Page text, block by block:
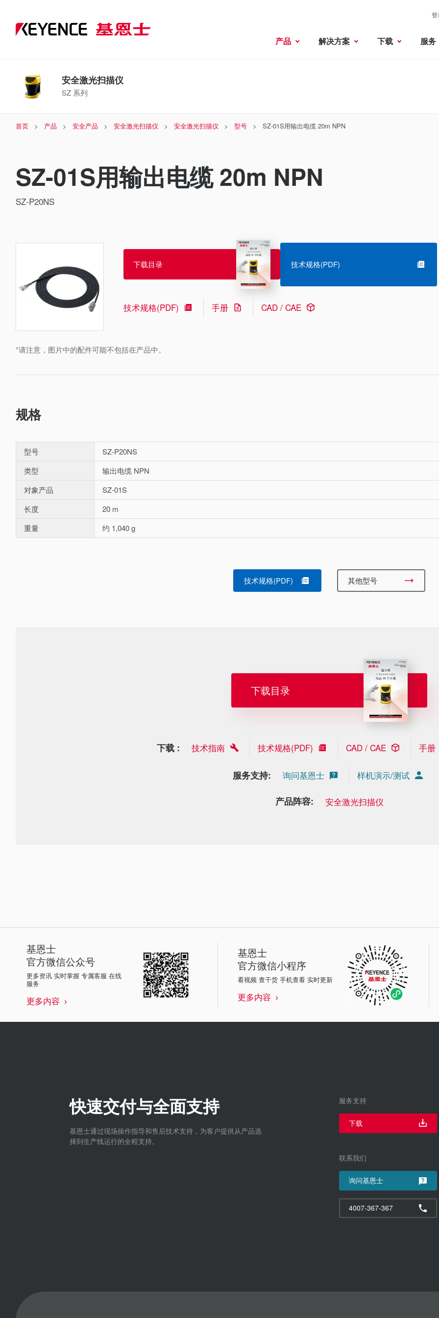
登
产品 解决方案 下载 服务
安全激光扫描仪
SZ 系列
首页 产品 安全产品 安全激光扫描仪 安全激光扫描仪 型号 SZ-01S用输出电缆 20m NPN
SZ-01S用输出电缆 20m NPN
SZ-P20NS
*请注意，图片中的配件可能不包括在产品中。
下载目录 技术规格(PDF)
技术规格(PDF) 手册 CAD / CAE
规格
型号
SZ-P20NS
类型
输出电缆 NPN
对象产品
SZ-01S
长度
20 m
重量
约 1,040 g
技术规格(PDF) 其他型号
下载目录
下载 : 技术指南 技术规格(PDF) CAD / CAE 手册
服务支持: 询问基恩士 样机演示/测试
产品阵容: 安全激光扫描仪
基恩士
官方微信公众号
更多资讯 实时掌握 专属客服 在线
服务
更多内容
基恩士
官方微信小程序
看视频 查干货 手机查看 实时更新
更多内容
快速交付与全面支持
基恩士通过现场操作指导和售后技术支持，为客户提供从产品选
择到生产线运行的全程支持。
服务支持
下载
联系我们
询问基恩士
4007-367-367